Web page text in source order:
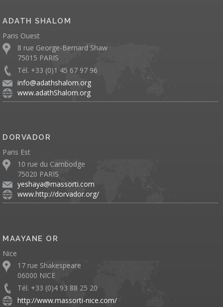
ADATH SHALOM
Paris Ouest
8 rue George-Bernard Shaw
75015 PARIS
Tél. +33 (0)1 45 67 97 96
info@adathshalom.org
www.adathShalom.org
DORVADOR
Paris Est
10 rue du Cambodge
75020 PARIS
yeshaya@massorti.com
www.http://dorvador.org/
MAAYANE OR
Nice
17 rue Shakespeare
06000 NICE
Tél. +33 (0)4 93 88 25 20
http://www.massorti-nice.com/